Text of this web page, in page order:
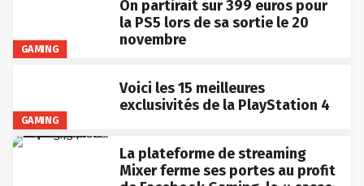
GAMING
On partirait sur 399 euros pour
la PS5 lors de sa sortie le 20
novembre
GAMING
Voici les 15 meilleures
exclusivités de la PlayStation 4
La plateforme de streaming
Mixer ferme ses portes au profit